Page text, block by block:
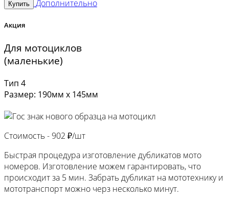
Купить Дополнительно
Акция
Для мотоциклов
(маленькие)
Тип 4
Размер: 190мм х 145мм
Стоимость - 902 ₽/шт
Быстрая процедура изготовление дубликатов мото
номеров. Изготовление можем гарантировать, что
происходит за 5 мин. Забрать дубликат на мототехнику и
мототранспорт можно черз несколько минут.